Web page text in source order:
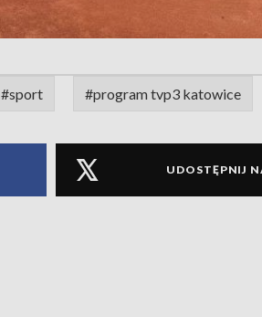
#sport #program tvp3 katowice
UDOSTĘPNIJ